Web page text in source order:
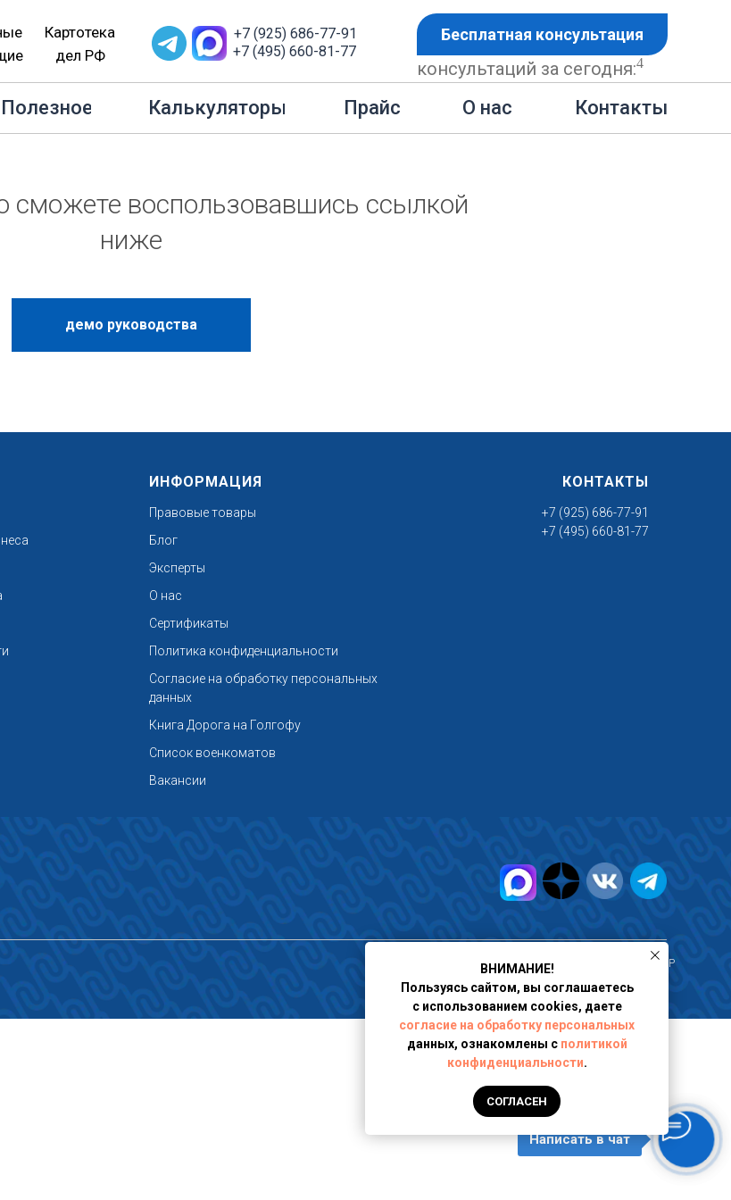
+7 (925) 686-77-91
+7 (495) 660-81-77
О нас
Полезное Прайс
Калькуляторы Контакты
Картотека
дел РФ
Бесплатная консультация
консультаций за сегодня:4
Написать в чат
сможете воспользовавшись ссылкой
ниже
демо руководства
ИНФОРМАЦИЯ
Правовые товары
Блог
Эксперты
О нас
Сертификаты
Политика конфиденциальности
Согласие на обработку персональных
данных
Книга Дорога на Голгофу
Список военкоматов
Вакансии
КОНТАКТЫ
+7 (925) 686-77-91
+7 (495) 660-81-77
г. Москва, ИНН 9717102080, ООО "ПРАВОВОЙ ЦЕНТР
ВНИМАНИЕ!
Пользуясь сайтом, вы соглашаетесь
с использованием cookies, даете
согласие на обработку персональных
данных, ознакомлены с политикой
конфиденциальности.
СОГЛАСЕН